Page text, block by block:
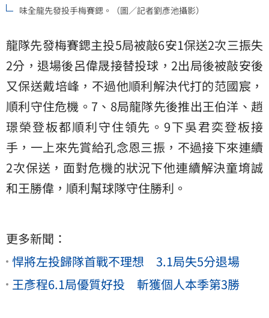
味全龍先發投手梅賽鍶。（圖／記者劉彥池攝影）
龍隊先發梅賽鍶主投5局被敲6安1保送2次三振失
2分，退場後呂偉晟接替投球，2出局後被敲安後
又保送戴培峰，不過他順利解決代打的范國宸，
順利守住危機。7、8局龍隊先後推出王伯洋、趙
璟榮登板都順利守住領先。9下吳君奕登板接
手，一上來先賞給孔念恩三振，不過接下來連續
2次保送，面對危機的狀況下他連續解決童堉誠
和王勝偉，順利幫球隊守住勝利。
更多新聞：
悍將左投歸隊首戰不理想 3.1局失5分退場
王彥程6.1局優質好投 斬獲個人本季第3勝